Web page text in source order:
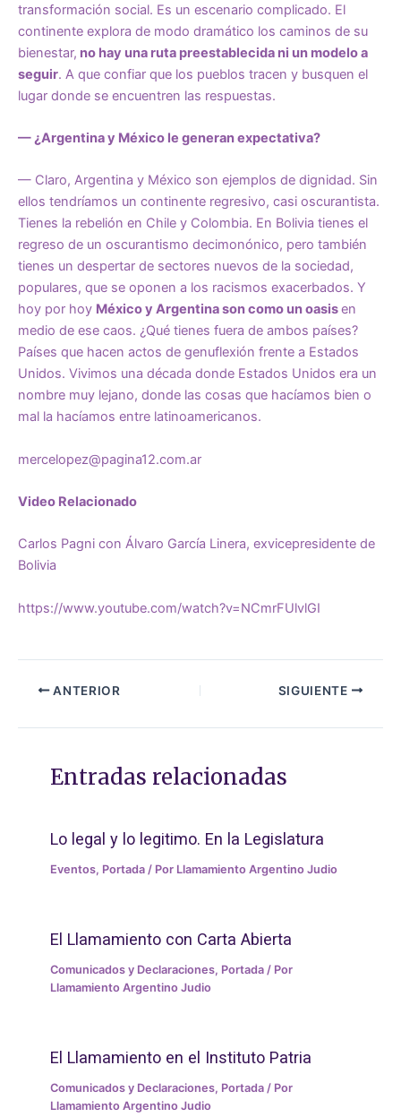
transformación social. Es un escenario complicado. El
continente explora de modo dramático los caminos de su
bienestar, no hay una ruta preestablecida ni un modelo a
seguir. A que confiar que los pueblos tracen y busquen el
lugar donde se encuentren las respuestas.
— ¿Argentina y México le generan expectativa?
— Claro, Argentina y México son ejemplos de dignidad. Sin
ellos tendríamos un continente regresivo, casi oscurantista.
Tienes la rebelión en Chile y Colombia. En Bolivia tienes el
regreso de un oscurantismo decimonónico, pero también
tienes un despertar de sectores nuevos de la sociedad,
populares, que se oponen a los racismos exacerbados. Y
hoy por hoy México y Argentina son como un oasisen
medio de ese caos. ¿Qué tienes fuera de ambos países?
Países que hacen actos de genuflexión frente a Estados
Unidos. Vivimos una década donde Estados Unidos era un
nombre muy lejano, donde las cosas que hacíamos bien o
mal la hacíamos entre latinoamericanos.
mercelopez@pagina12.com.ar
Video Relacionado
Carlos Pagni con Álvaro García Linera, exvicepresidente de
Bolivia
https://www.youtube.com/watch?v=NCmrFUlvlGI
ANTERIOR SIGUIENTE
Entradas relacionadas
Lo legal y lo legitimo. En la Legislatura
Eventos, Portada / Por Llamamiento Argentino Judio
El Llamamiento con Carta Abierta
Comunicados y Declaraciones, Portada / Por
Llamamiento Argentino Judio
El Llamamiento en el Instituto Patria
Comunicados y Declaraciones, Portada / Por
Llamamiento Argentino Judio